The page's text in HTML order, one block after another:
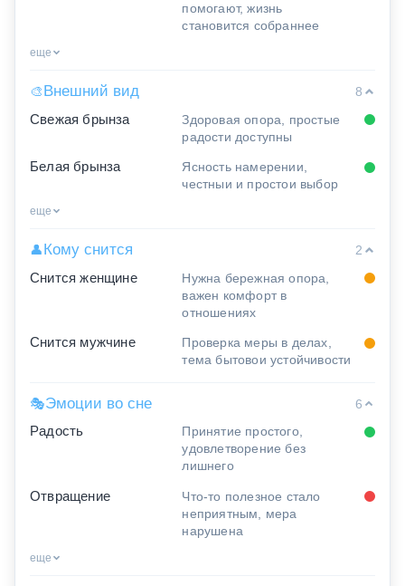
помогают, жизнь
становится собраннее
еще
🎨Внешний вид
8
Свежая брынза
Здоровая опора, простые
радости доступны
Белая брынза
Ясность намерении,
честныи и простои выбор
еще
👤Кому снится
2
Снится женщине
Нужна бережная опора,
важен комфорт в
отношениях
Снится мужчине
Проверка меры в делах,
тема бытовои устойчивости
🎭Эмоции во сне
6
Радость
Принятие простого,
удовлетворение без
лишнего
Отвращение
Что-то полезное стало
неприятным, мера
нарушена
еще